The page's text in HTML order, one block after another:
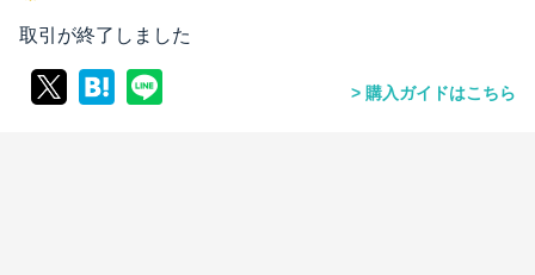
取引が終了しました
購入ガイドはこちら